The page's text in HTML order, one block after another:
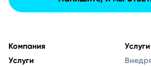
Компания
Услуги
Услуги